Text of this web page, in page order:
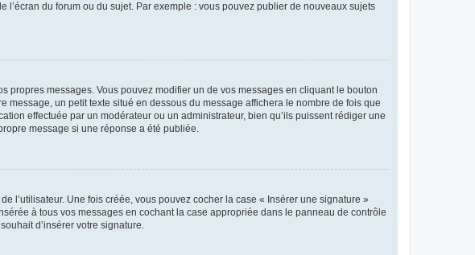
du forum ou du sujet. Par exemple : vous pouvez publier de nouveaux sujets
messages. Vous pouvez modifier un de vos messages en cliquant le bouton
un petit texte situé en dessous du message affichera le nombre de fois que
effectuée par un modérateur ou un administrateur, bien qu’ils puissent rédiger une
message si une réponse a été publiée.
l’utilisateur. Une fois créée, vous pouvez cocher la case « Insérer une signature »
à tous vos messages en cochant la case appropriée dans le panneau de contrôle
d’insérer votre signature.